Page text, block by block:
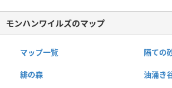
モンハンワイルズのマップ
マップ一覧 隔ての
緋の森 油涌き